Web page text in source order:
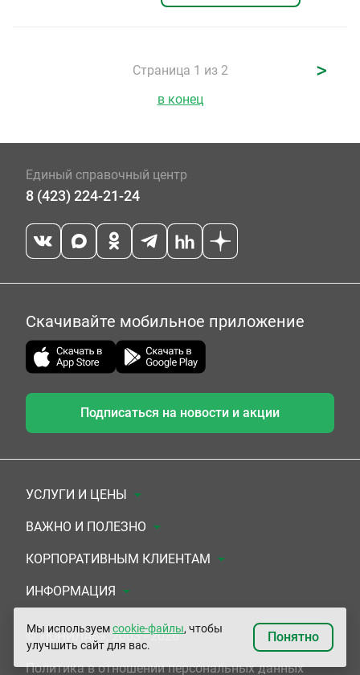
Страница 1 из 2 >
в конец
Единый справочный центр
8 (423) 224-21-24
Скачивайте мобильное приложение
Подписаться на новости и акции
УСЛУГИ И ЦЕНЫ
Анализы
Комплексы
УЗИ
ЭКГ/Холтер/СМАД
Приемы врачей
ВАЖНО И ПОЛЕЗНО
Документы для заключения договора
Система скидок
Подарочные сертификаты
Сертификаты на комплексные программы
КОРПОРАТИВНЫМ КЛИЕНТАМ
Медицинским организациям
Прочим организациям
ИНФОРМАЦИЯ
О Компании
Контакты
© «ЮНИЛАБ», 2003 - 2026
Политика в отношении персональных данных
Мы используемcookie-файлы, чтобы
улучшить сайт для вас.
Понятно